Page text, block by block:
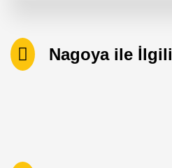
Nagoya ile İlgili